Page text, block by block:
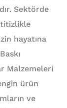
Sektörde
titizlikle
hayatına
Malzemeleri
ürün
ve